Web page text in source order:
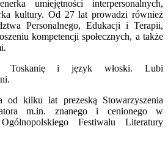
umiejętności interpersonalnych,
kultury. Od 27 lat prowadzi również
Personalnego, Edukacji i Terapii,
kompetencji społecznych, a także
Toskanię i język włoski. Lubi
od kilku lat prezeską Stowarzyszenia
m.in. znanego i cenionego w
Festiwalu Literatury